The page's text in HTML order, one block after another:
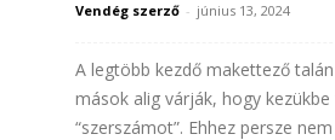
Vendég szerző - június 13, 2024
A legtöbb kezdő makettező
mások alig várják, hogy
“szerszámot”. Ehhez persze